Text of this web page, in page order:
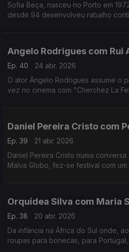
Sofia Beça, nasceu no Porto em
desde 94 desenvolveu rabalho
Angelo Rodrigues com Rui
Ep. 40
24 abr. 2026
O ator Ângelo Rodrigues assume o
vez no cinema com "Cherchez La
Daniel Pereira Cristo com
Ep. 39
21 abr. 2026
Daniel Pereira Cristo numa
Malva Globo, fez-se festival com
Orquídea Silva com Maria
Ep. 38
20 abr. 2026
Da infância na África do Sul onde,
roupas para bonecas, para